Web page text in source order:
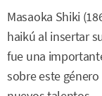
Masaoka Shiki
haikú al insertar
fue una
sobre este